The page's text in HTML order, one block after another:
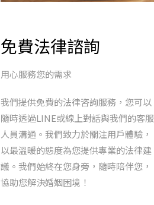
免費法律諮詢
用心服務您的需求
我們提供免費的法律咨詢服務，您可以
隨時透過LINE或線上對話與我們的客服
人員溝通。我們致力於關注用戶體驗，
以最溫暖的態度為您提供專業的法律建
議。我們始終在您身旁，隨時陪伴您，
協助您解決婚姻困境！